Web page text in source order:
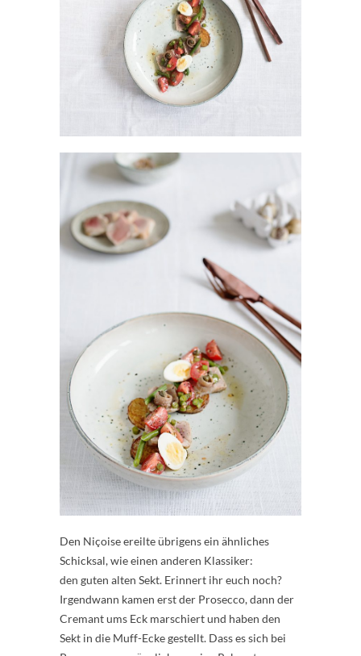
Den Niçoise ereilte übrigens ein ähnliches
Schicksal, wie einen anderen Klassiker:
den guten alten Sekt. Erinnert ihr euch noch?
Irgendwann kamen erst der Prosecco, dann der
Cremant ums Eck marschiert und haben den
Sekt in die Muff-Ecke gestellt. Dass es sich bei